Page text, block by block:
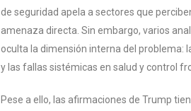
de seguridad apela a sectores que
amenaza directa. Sin embargo, varios
oculta la dimensión interna del problema:
y las fallas sistémicas en salud y control
Pese a ello, las afirmaciones de Trump